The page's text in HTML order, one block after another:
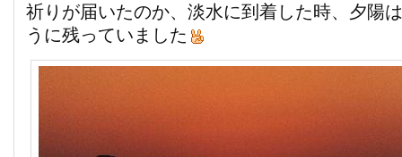
祈りが届いたのか、淡水に到着した時、夕陽
うに残っていました